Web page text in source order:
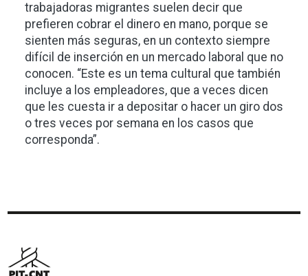
trabajadoras migrantes suelen decir que
prefieren cobrar el dinero en mano, porque se
sienten más seguras, en un contexto siempre
difícil de inserción en un mercado laboral que no
conocen. “Este es un tema cultural que también
incluye a los empleadores, que a veces dicen
que les cuesta ir a depositar o hacer un giro dos
o tres veces por semana en los casos que
corresponda”.